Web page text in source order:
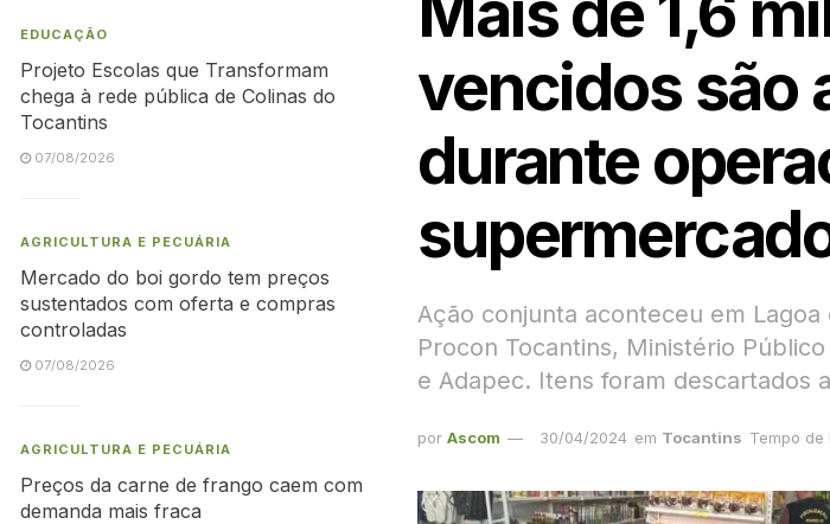
vencidos são
durante
Ação conjunta aconteceu em
Procon Tocantins, Ministério
e Adapec. Itens foram descartados
por Ascom 30/04/2024 em Tocantins Tempo de
EDUCAÇÃO
Projeto Escolas que Transformam
chega à rede pública de Colinas do
Tocantins
07/08/2026
AGRICULTURA E PECUÁRIA
Mercado do boi gordo tem preços
sustentados com oferta e compras
controladas
07/08/2026
AGRICULTURA E PECUÁRIA
Preços da carne de frango caem com
demanda mais fraca